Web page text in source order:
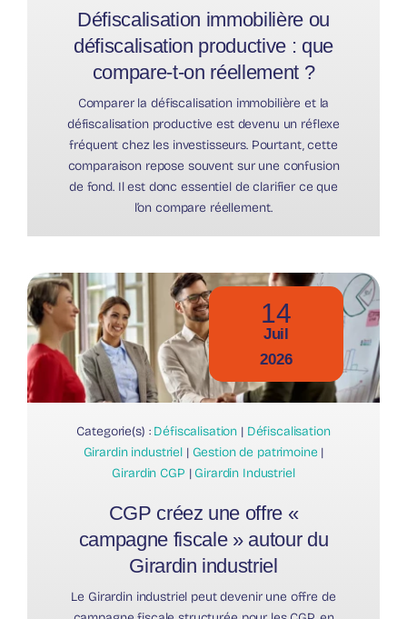
Défiscalisation immobilière ou
défiscalisation productive : que
compare-t-on réellement ?
Comparer la défiscalisation immobilière et la
défiscalisation productive est devenu un réflexe
fréquent chez les investisseurs. Pourtant, cette
comparaison repose souvent sur une confusion
de fond. Il est donc essentiel de clarifier ce que
l’on compare réellement.
14
Juil
2026
Categorie(s) : Défiscalisation | Défiscalisation
Girardin industriel| Gestion de patrimoine |
Girardin CGP | Girardin Industriel
CGP créez une offre «
campagne fiscale » autour du
Girardin industriel
Le Girardin industriel peut devenir une offre de